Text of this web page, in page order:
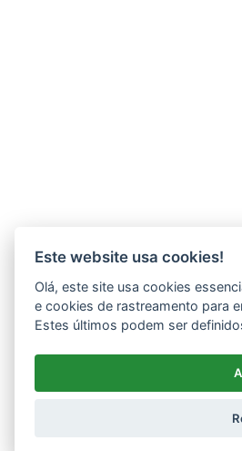
Este website usa cookies!
Olá, este site usa cookies
e cookies de rastreamento para
Estes últimos podem ser